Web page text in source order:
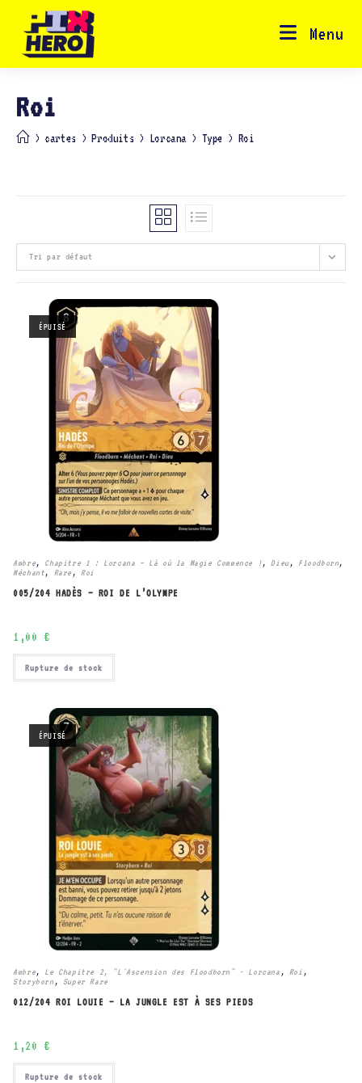
content
Menu
Roi
> cartes > Produits > Lorcana > Type > Roi
Tri par défaut
ÉPUISÉ
Ambre, Chapitre 1 : Lorcana – Là où la Magie Commence !, Dieu, Floodborn,
Méchant, Rare , Roi
005/204 HADÈS – ROI DE L’OLYMPE
1,00 €
Rupture de stock
ÉPUISÉ
Ambre, Le Chapitre 2, "L'Ascension des Floodborn" - Lorcana , Roi ,
Storyborn , Super Rare
012/204 ROI LOUIE – LA JUNGLE EST À SES PIEDS
1,20 €
Rupture de stock